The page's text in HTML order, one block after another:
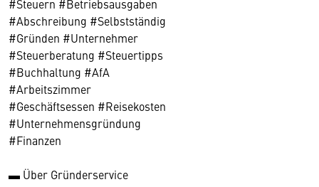
#Steuern #Betriebsausgaben
#Abschreibung #Selbstständig
#Gründen #Unternehmer
#Steuerberatung #Steuertipps
#Buchhaltung #AfA
#Arbeitszimmer
#Geschäftsessen #Reisekosten
#Unternehmensgründung
#Finanzen
▬ Über Gründerservice